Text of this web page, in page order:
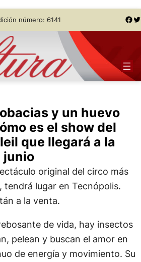
número: 6141 Facebook Twitter
y un huevo
es el show del
que llegará a la
junio
original del circo más
tendrá lugar en Tecnópolis.
a la venta.
de vida, hay insectos
pelean y buscan el amor en
de energía y movimiento. Su